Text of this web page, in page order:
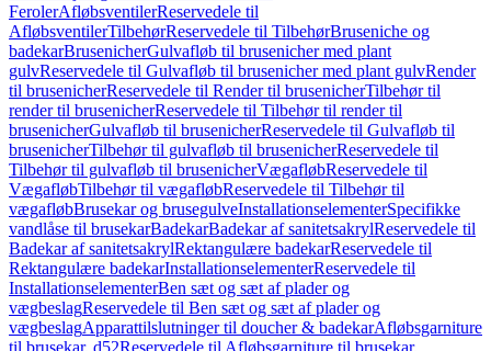
FerolerAfløbsventilerReservedele til
AfløbsventilerTilbehørReservedele til TilbehørBruseniche og
badekarBrusenicherGulvafløb til brusenicher med plant
gulvReservedele til Gulvafløb til brusenicher med plant gulvRender
til brusenicherReservedele til Render til brusenicherTilbehør til
render til brusenicherReservedele til Tilbehør til render til
brusenicherGulvafløb til brusenicherReservedele til Gulvafløb til
brusenicherTilbehør til gulvafløb til brusenicherReservedele til
Tilbehør til gulvafløb til brusenicherVægafløbReservedele til
VægafløbTilbehør til vægafløbReservedele til Tilbehør til
vægafløbBrusekar og brusegulveInstallationselementerSpecifikke
vandlåse til brusekarBadekarBadekar af sanitetsakrylReservedele til
Badekar af sanitetsakrylRektangulære badekarReservedele til
Rektangulære badekarInstallationselementerReservedele til
InstallationselementerBen sæt og sæt af plader og
vægbeslagReservedele til Ben sæt og sæt af plader og
vægbeslagApparattilslutninger til doucher & badekarAfløbsgarniture
til brusekar, d52Reservedele til Afløbsgarniture til brusekar,